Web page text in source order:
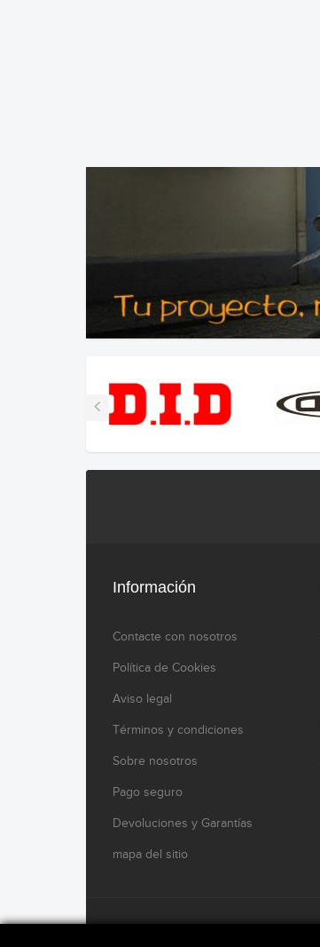
Información
Contacte con nosotros
Política de Cookies
Aviso legal
Términos y condiciones
Sobre nosotros
Pago seguro
Devoluciones y Garantías
mapa del sitio